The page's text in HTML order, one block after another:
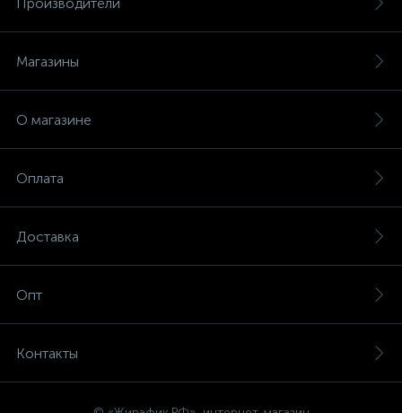
Магазины
О магазине
Оплата
Доставка
Опт
Контакты